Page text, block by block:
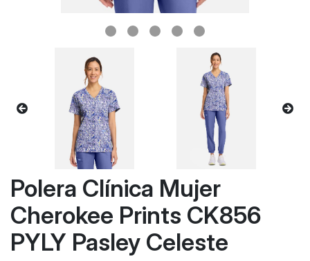
Polera Clínica Mujer
Cherokee Prints CK856
PYLY Pasley Celeste